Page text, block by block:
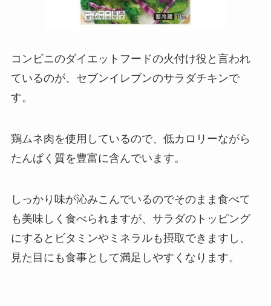
コンビニのダイエットフードの火付け役と言われ
ているのが、セブンイレブンのサラダチキンで
す。
鶏ムネ肉を使用しているので、低カロリーながら
たんぱく質を豊富に含んでいます。
しっかり味が沁みこんでいるのでそのまま食べて
も美味しく食べられますが、サラダのトッピング
にするとビタミンやミネラルも摂取できますし、
見た目にも食事として満足しやすくなります。